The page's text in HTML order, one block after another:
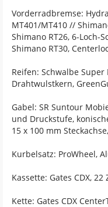
Vorderradbremse:
MT401/MT410 //
Shimano RT26, 6-Loch-
Shimano RT30,
Reifen: Schwalbe
Drahtwulstkern,
Gabel: SR Suntour
und Druckstufe,
15 x 100 mm
Kurbelsatz: ProWheel,
Kassette: Gates CDX, 22
Kette: Gates CDX